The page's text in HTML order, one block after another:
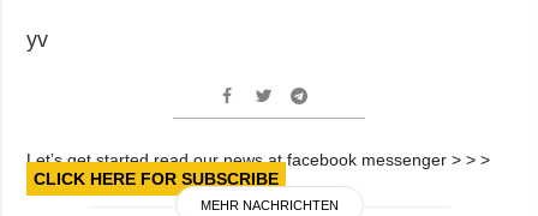
yv
Let’s get started read our news at facebook messenger > > >
CLICK HERE FOR SUBSCRIBE
MEHR NACHRICHTEN